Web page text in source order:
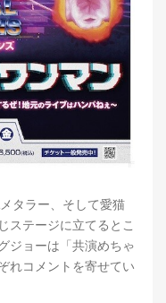
タラー、そして愛猫
ステージに立てるとこ
ジョーは「共演めちゃ
れコメントを寄せてい